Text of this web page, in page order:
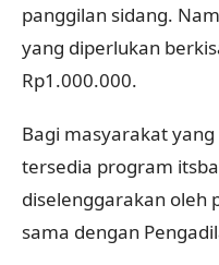
panggilan sidang.
yang diperlukan
Rp1.000.000.
Bagi masyarakat
tersedia program
diselenggarakan oleh
sama dengan